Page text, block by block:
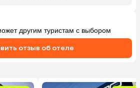
другим туристам с выбором
отзыв об отеле